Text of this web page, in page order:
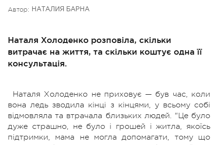
Автор: НАТАЛИЯ БАРНА
Наталя Холоденко розповіла, скільки
витрачає на життя, та скільки коштує одна її
консультація.
Наталя Холоденко не приховує — був час, коли
вона ледь зводила кінці з кінцями, у всьому собі
відмовляла та втрачала близьких людей. "Це було
дуже страшно, не було і грошей і житла, якоїсь
підтримки, мама не могла допомагати, тому що